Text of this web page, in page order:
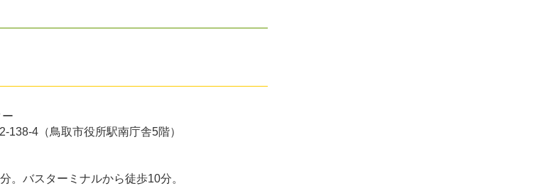
138-4（鳥取市役所駅南庁舎5階）
。バスターミナルから徒歩10分。